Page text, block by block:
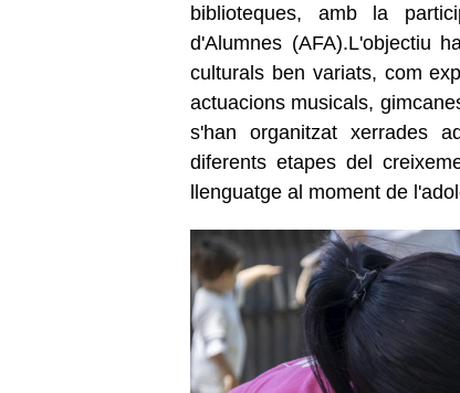
biblioteques, amb la
d'Alumnes (AFA).L'objectiu
culturals ben variats, com
actuacions musicals,
s'han organitzat xerrades
diferents etapes del
llenguatge al moment de